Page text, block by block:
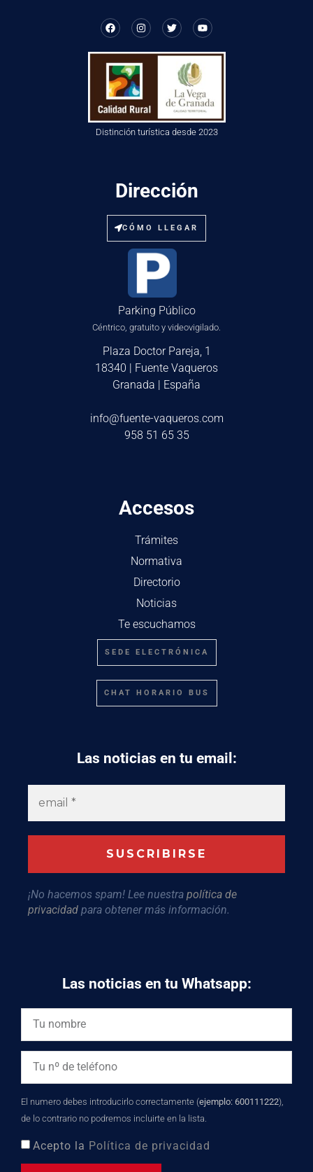
Distinción turística desde 2023
Dirección
CÓMO LLEGAR
Parking Público
Céntrico, gratuito y videovigilado.
Plaza Doctor Pareja, 1
18340 | Fuente Vaqueros
Granada | España
info@fuente-vaqueros.com
958 51 65 35
Accesos
Trámites
Normativa
Directorio
Noticias
Te escuchamos
SEDE ELECTRÓNICA
CHAT HORARIO BUS
Las noticias en tu email:
¡No hacemos spam! Lee nuestra política de
privacidad para obtener más información.
Las noticias en tu Whatsapp:
El numero debes introducirlo correctamente (ejemplo: 600111222),
de lo contrario no podremos incluirte en la lista.
Acepto la Política de privacidad